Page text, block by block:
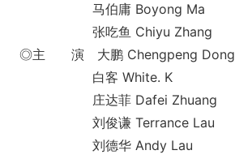
马伯庸 Boyong Ma
张吃鱼 Chiyu Zhang
◎主 演 大鹏 Chengpeng Dong
白客 White. K
庄达菲 Dafei Zhuang
刘俊谦 Terrance Lau
刘德华 Andy Lau